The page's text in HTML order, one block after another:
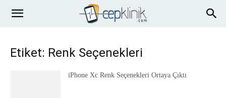
Etiket: Renk Seçenekleri
iPhone Xc Renk Seçenekleri Ortaya Çıktı